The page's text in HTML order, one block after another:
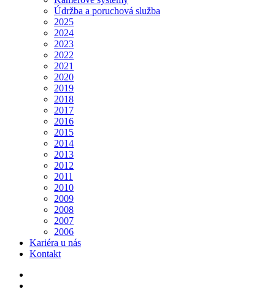
Údržba a poruchová služba
2025
2024
2023
2022
2021
2020
2019
2018
2017
2016
2015
2014
2013
2012
2011
2010
2009
2008
2007
2006
Kariéra u nás
Kontakt